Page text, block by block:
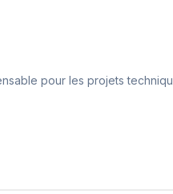
pour les projets